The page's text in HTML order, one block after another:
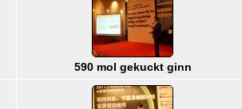
590 mol gekuckt ginn